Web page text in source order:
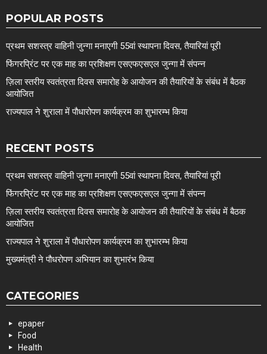
POPULAR POSTS
प्रथम सशस्त्र वाहिनी जुन्गा मनाएगी 55वां स्थापना दिवस, तैयारियां पूरी
फिंगरप्रिंट पर एक माह का प्रशिक्षण एसएफएसएल जुन्गा में संपन्न
ज़िला स्तरीय स्वतंत्रता दिवस समारोह के आयोजन की तैयारियों के संबंध में बैठक
आयोजित
राज्यपाल ने शुराला में पौधारोपण कार्यक्रम का शुभारम्भ किया
RECENT POSTS
प्रथम सशस्त्र वाहिनी जुन्गा मनाएगी 55वां स्थापना दिवस, तैयारियां पूरी
फिंगरप्रिंट पर एक माह का प्रशिक्षण एसएफएसएल जुन्गा में संपन्न
ज़िला स्तरीय स्वतंत्रता दिवस समारोह के आयोजन की तैयारियों के संबंध में बैठक
आयोजित
राज्यपाल ने शुराला में पौधारोपण कार्यक्रम का शुभारम्भ किया
मुख्यमंत्री ने पौधरोपण अभियान का शुभारंभ किया
CATEGORIES
epaper
Food
Health